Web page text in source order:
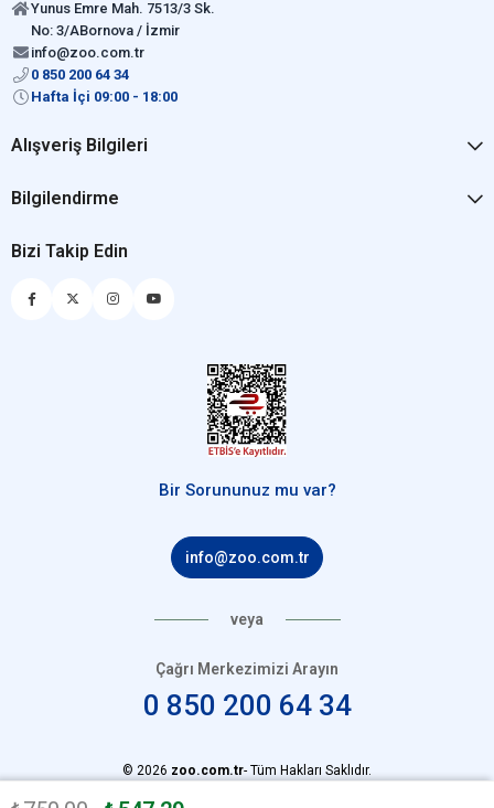
Yunus Emre Mah. 7513/3 Sk.
No: 3/ABornova / İzmir
info@zoo.com.tr
0 850 200 64 34
Hafta İçi 09:00 - 18:00
Alışveriş Bilgileri
Bilgilendirme
Bizi Takip Edin
Bir Sorununuz mu var?
info@zoo.com.tr
veya
Çağrı Merkezimizi Arayın
0 850 200 64 34
© 2026 zoo.com.tr- Tüm Hakları Saklıdır.